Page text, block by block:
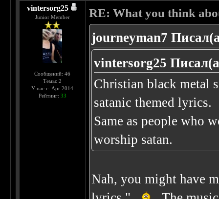
vintersorg25
Junior Member
Сообщений: 46
Темы: 2
У нас с: Apr 2014
Рейтинг: 33
RE: What you think
journeyman7
vintersorg25
Christian black metal
satanic themed lyrics.
Same as people who
worship satan.
Nah, you might have